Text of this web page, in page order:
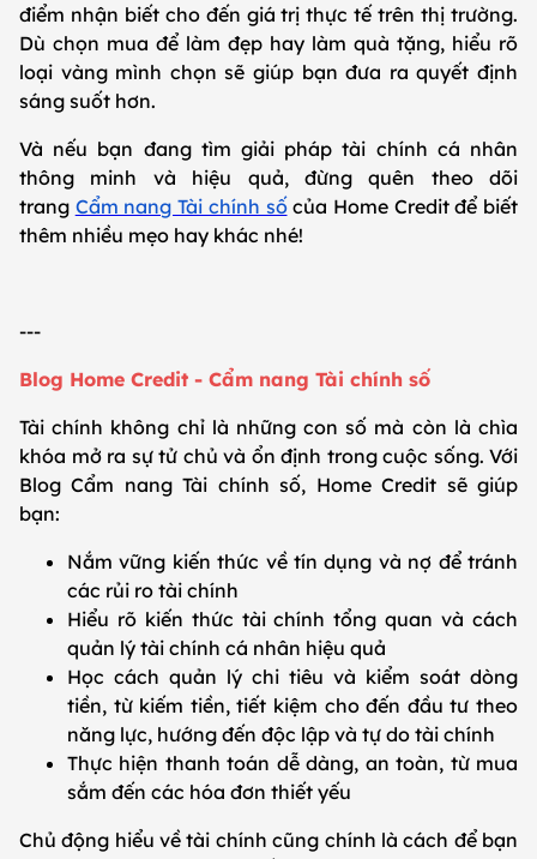
điểm nhận biết cho đến giá trị thực tế trên thị trường.
Dù chọn mua để làm đẹp hay làm quà tặng, hiểu rõ
loại vàng mình chọn sẽ giúp bạn đưa ra quyết định
sáng suốt hơn.
Và nếu bạn đang tìm giải pháp tài chính cá nhân
thông minh và hiệu quả, đừng quên theo dõi
trang Cẩm nang Tài chính sốcủa Home Credit để biết
thêm nhiều mẹo hay khác nhé!
---
Blog Home Credit - Cẩm nang Tài chính số
Tài chính không chỉ là những con số mà còn là chìa
khóa mở ra sự tử chủ và ổn định trong cuộc sống. Với
Blog Cẩm nang Tài chính số, Home Credit sẽ giúp
bạn:
Nắm vững kiến thức về tín dụng và nợ để tránh
các rủi ro tài chính
Hiểu rõ kiến thức tài chính tổng quan và cách
quản lý tài chính cá nhân hiệu quả
Học cách quản lý chi tiêu và kiểm soát dòng
tiền, từ kiếm tiền, tiết kiệm cho đến đầu tư theo
năng lực, hướng đến độc lập và tự do tài chính
Thực hiện thanh toán dễ dàng, an toàn, từ mua
sắm đến các hóa đơn thiết yếu
Chủ động hiểu về tài chính cũng chính là cách để bạn